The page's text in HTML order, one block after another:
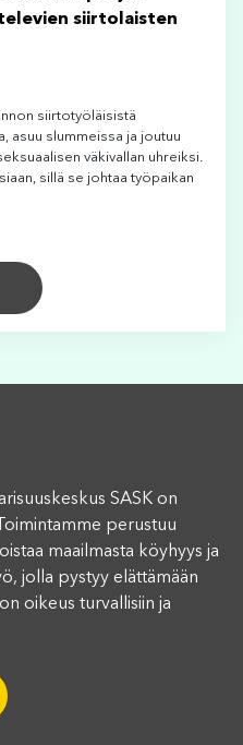
siirtolaisten
siirtotyöläisistä
asuu slummeissa ja joutuu
väkivallan uhreiksi.
sillä se johtaa työpaikan
SASK on
perustuu
maailmasta köyhyys ja
jolla pystyy elättämään
oikeus turvallisiin ja